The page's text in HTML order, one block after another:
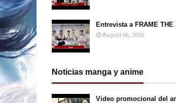
Entrevista a FRAME THE
August 06, 2026
Noticias manga y anime
Video promocional del